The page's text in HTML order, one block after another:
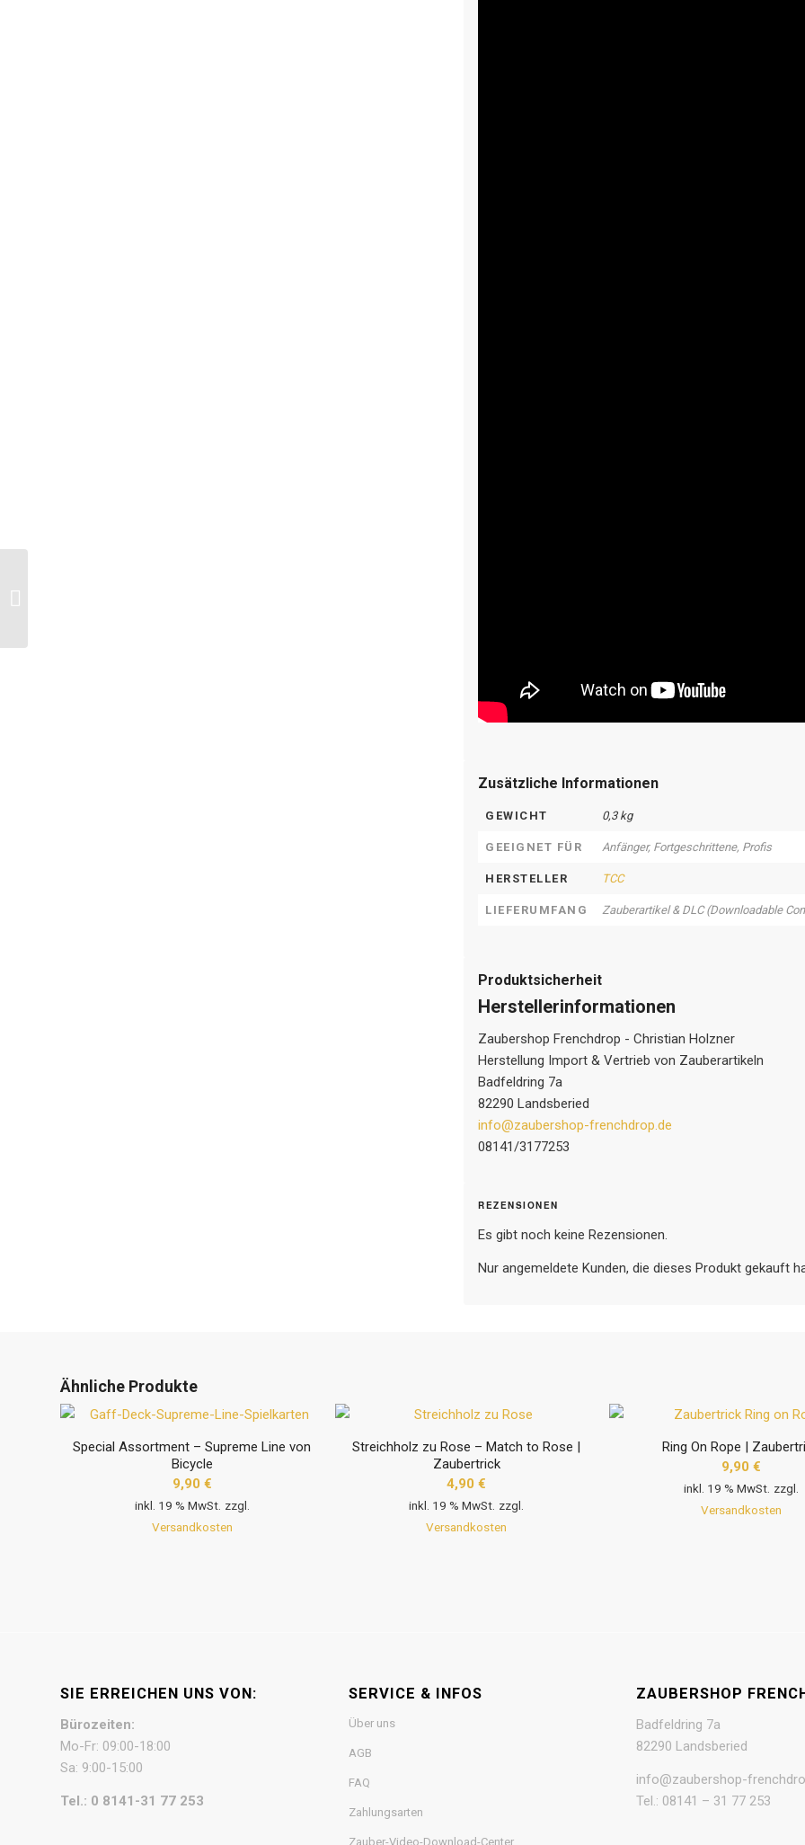
Zusätzliche Informationen
GEWICHT 0,3 kg
GEEIGNET FÜR Anfänger, Fortgeschrittene, Profis
HERSTELLER TCC
LIEFERUMFANG Zauberartikel & DLC (Downloadable
Produktsicherheit
Herstellerinformationen
Zaubershop Frenchdrop - Christian Holzner
Herstellung Import & Vertrieb von Zauberartikeln
Badfeldring 7a
82290 Landsberied
info@zaubershop-frenchdrop.de
08141/3177253
REZENSIONEN
Es gibt noch keine Rezensionen.
Nur angemeldete Kunden, die dieses Produkt gekauft
Ähnliche Produkte
Special Assortment – Supreme Line von
Bicycle
9,90 €
inkl. 19 % MwSt. zzgl.
Versandkosten
Streichholz zu Rose – Match to Rose |
Zaubertrick
4,90€
inkl. 19 % MwSt. zzgl.
Versandkosten
Ring On Rope |
9,90 €
inkl. 19 % MwSt. zzgl.
Versandkosten
SIE ERREICHEN UNS VON:
Bürozeiten:
Mo-Fr: 09:00-18:00
Sa: 9:00-15:00
Tel.: 0 8141-31 77 253
SERVICE & INFOS
Über uns
AGB
FAQ
Zahlungsarten
Zauber-Video-Download-Center
ZAUBERSHOP
Badfeldring 7a
82290 Landsberied
info@zaubershop-
Tel.: 08141 – 31 77 253